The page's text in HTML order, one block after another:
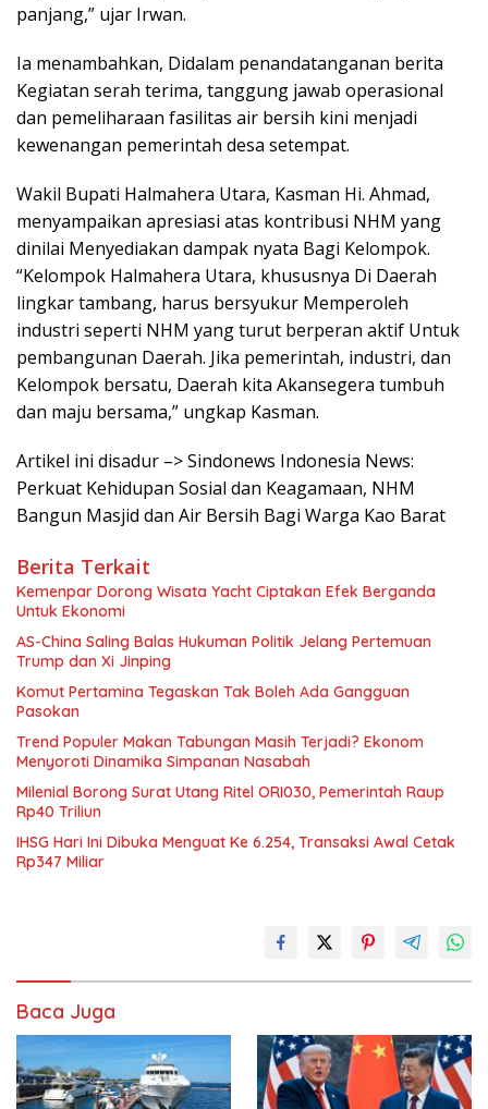
panjang,” ujar Irwan.
Ia menambahkan, Didalam penandatanganan berita
Kegiatan serah terima, tanggung jawab operasional
dan pemeliharaan fasilitas air bersih kini menjadi
kewenangan pemerintah desa setempat.
Wakil Bupati Halmahera Utara, Kasman Hi. Ahmad,
menyampaikan apresiasi atas kontribusi NHM yang
dinilai Menyediakan dampak nyata Bagi Kelompok.
“Kelompok Halmahera Utara, khususnya Di Daerah
lingkar tambang, harus bersyukur Memperoleh
industri seperti NHM yang turut berperan aktif Untuk
pembangunan Daerah. Jika pemerintah, industri, dan
Kelompok bersatu, Daerah kita Akansegera tumbuh
dan maju bersama,” ungkap Kasman.
Artikel ini disadur –> Sindonews Indonesia News:
Perkuat Kehidupan Sosial dan Keagamaan, NHM
Bangun Masjid dan Air Bersih Bagi Warga Kao Barat
Berita Terkait
Kemenpar Dorong Wisata Yacht Ciptakan Efek Berganda
Untuk Ekonomi
AS-China Saling Balas Hukuman Politik Jelang Pertemuan
Trump dan Xi Jinping
Komut Pertamina Tegaskan Tak Boleh Ada Gangguan
Pasokan
Trend Populer Makan Tabungan Masih Terjadi? Ekonom
Menyoroti Dinamika Simpanan Nasabah
Milenial Borong Surat Utang Ritel ORI030, Pemerintah Raup
Rp40 Triliun
IHSG Hari Ini Dibuka Menguat Ke 6.254, Transaksi Awal Cetak
Rp347 Miliar
Baca Juga